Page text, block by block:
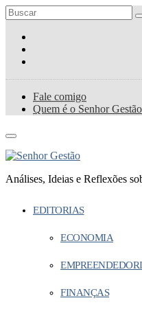
Fale comigo
Quem é o Senhor
Análises, Ideias e Reflexões
EDITORIAS
ECONOMIA
FINANÇAS